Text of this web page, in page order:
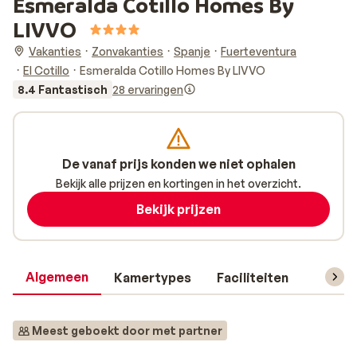
LIVVO
Vakanties Zonvakanties Spanje
Fuerteventura
El Cotillo
Esmeralda Cotillo Homes By LIVVO
8.4 Fantastisch 28 ervaringen
Algemeen Kamertypes Faciliteiten
Meest geboekt door met partner
De vanaf prijs konden we niet ophalen
Bekijk alle prijzen en kortingen in het overzicht.
Bekijk prijzen